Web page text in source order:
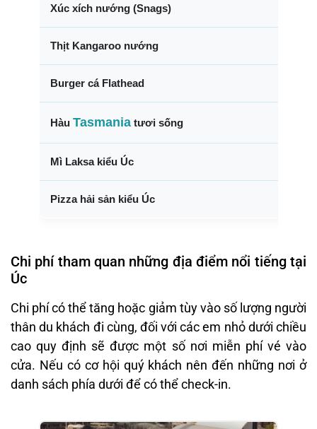
Xúc xích nướng (Snags)
Thịt Kangaroo nướng
Burger cá Flathead
Hàu Tasmania tươi sống
Mì Laksa kiểu Úc
Pizza hải sản kiểu Úc
Chi phí tham quan những địa điểm nổi tiếng tại
Úc
Chi phí có thể tăng hoặc giảm tùy vào số lượng người
thân du khách đi cùng, đối với các em nhỏ dưới chiều
cao quy định sẽ được một số nơi miễn phí vé vào
cửa. Nếu có cơ hội quý khách nên đến những nơi ở
danh sách phía dưới để có thể check-in.